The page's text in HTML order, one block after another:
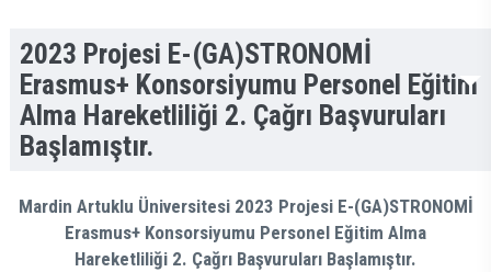
2023 Projesi E-(GA)STRONOMİ
Erasmus+ Konsorsiyumu Personel Eğitim
Alma Hareketliliği 2. Çağrı Başvuruları
Başlamıştır.
Mardin Artuklu Üniversitesi 2023 Projesi E-(GA)STRONOMİ
Erasmus+ Konsorsiyumu Personel Eğitim Alma
Hareketliliği 2. Çağrı Başvuruları Başlamıştır.